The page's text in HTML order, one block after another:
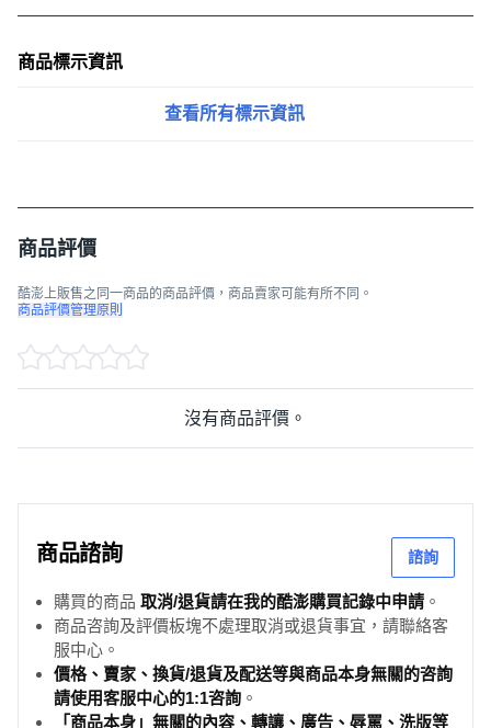
商品標示資訊
查看所有標示資訊
商品評價
酷澎上販售之同一商品的商品評價，商品賣家可能有所不同。
商品評價管理原則
沒有商品評價。
商品諮詢 諮詢
購買的商品 取消/退貨請在我的酷澎購買記錄中申請 。
商品咨詢及評價板塊不處理取消或退貨事宜，請聯絡客
服中心。
價格、賣家、換貨/退貨及配送等與商品本身無關的咨詢
請使用客服中心的1:1咨詢 。
「商品本身」無關的內容、轉讓、廣告、辱罵、洗版等